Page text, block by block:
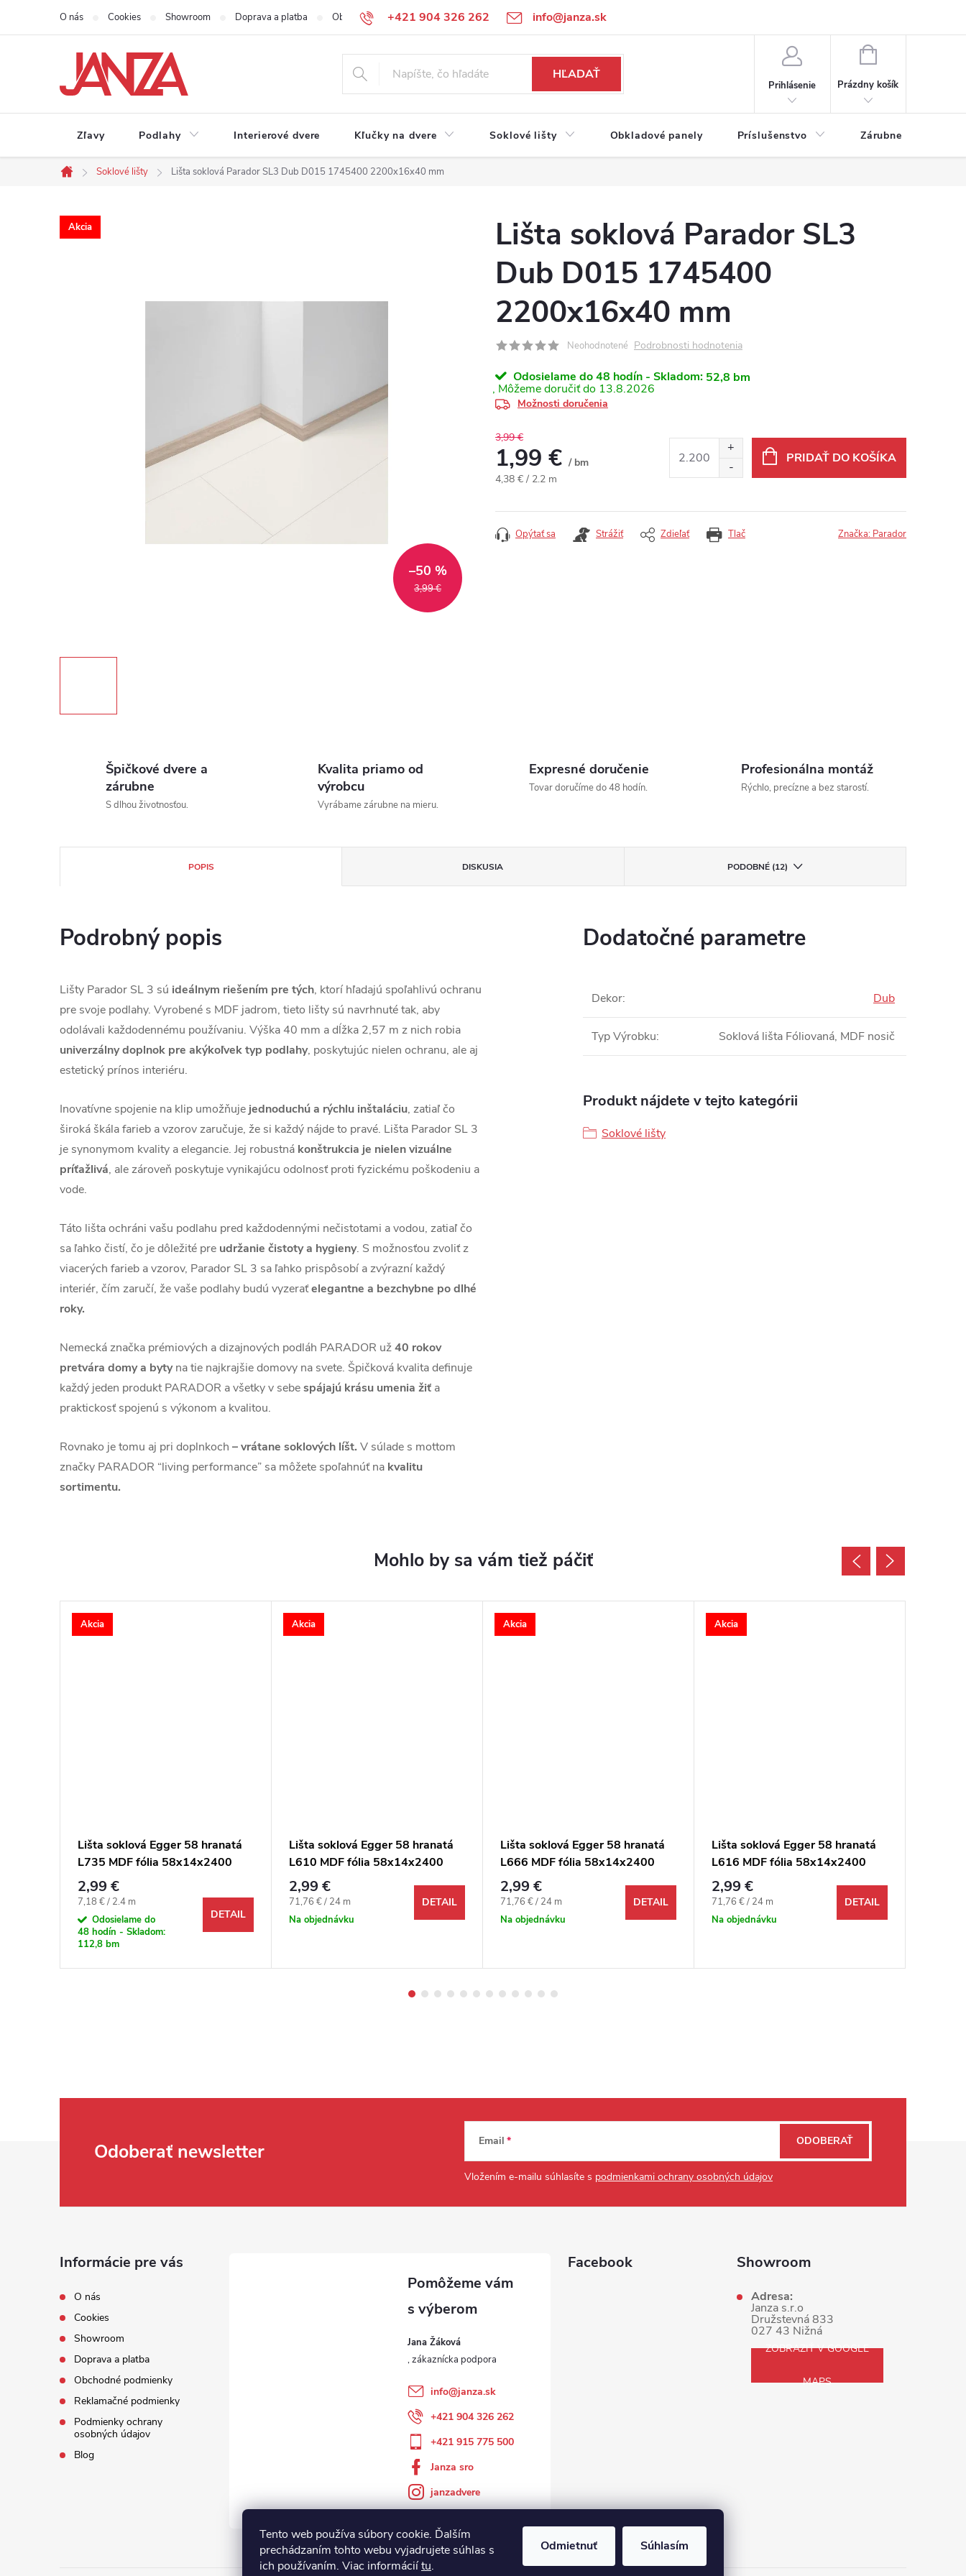
Tento web používa súbory cookie. Ďalším
prechádzaním tohto webu vyjadrujete súhlas s
ich používaním. Viac informáciítu.
Odmietnuť Súhlasím
Prejsť na obsah +421 904 326 262 info@janza.sk
O nás Cookies Showroom Doprava a platba Obchodné podmienky Reklamačné podmienky Podmienky ochrany osobných údajov
HĽADAŤ
Prihlásenie
NÁKUPNÝ KOŠÍK
Prázdny košík
Zľavy Podlahy Interierové dvere Kľučky na dvere Soklové lišty Obkladové panely Príslušenstvo Zárubne
Domov
Soklové lišty Lišta soklová Parador SL3 Dub D015 1745400 2200x16x40 mm
Akcia
3,99 €
–50 %
Lišta soklová Parador SL3
Dub D015 1745400
2200x16x40 mm
Neohodnotené Podrobnosti hodnotenia
Odosielame do 48 hodín - Skladom: 52,8 bm
13.8.2026
Možnosti doručenia
3,99 €
1,99 € / bm
Jednotková cena:
4,38 € / 2.2 m
PRIDAŤ DO KOŠÍKA
Tlač
Opýtať sa Strážiť Zdieľať Značka: Parador
Špičkové dvere a
zárubne
S dlhou životnosťou.
Kvalita priamo od
výrobcu
Vyrábame zárubne na mieru.
Expresné doručenie
Tovar doručíme do 48 hodín.
Profesionálna montáž
Rýchlo, precízne a bez starostí.
POPIS DISKUSIA PODOBNÉ (12)
Podrobný popis
Lišty Parador SL 3 sú ideálnym riešením pre tých, ktorí hľadajú spoľahlivú ochranu
pre svoje podlahy. Vyrobené s MDF jadrom, tieto lišty sú navrhnuté tak, aby
odolávali každodennému používaniu. Výška 40 mm a dĺžka 2,57 m z nich robia
univerzálny doplnok pre akýkoľvek typ podlahy, poskytujúc nielen ochranu, ale aj
estetický prínos interiéru.
Inovatívne spojenie na klip umožňuje jednoduchú a rýchlu inštaláciu, zatiaľ čo
široká škála farieb a vzorov zaručuje, že si každý nájde to pravé. Lišta Parador SL 3
je synonymom kvality a elegancie. Jej robustná konštrukcia je nielen vizuálne
príťažlivá, ale zároveň poskytuje vynikajúcu odolnosť proti fyzickému poškodeniu a
vode.
Táto lišta ochráni vašu podlahu pred každodennými nečistotami a vodou, zatiaľ čo
sa ľahko čistí, čo je dôležité pre udržanie čistoty a hygieny. S možnosťou zvoliť z
viacerých farieb a vzorov, Parador SL 3 sa ľahko prispôsobí a zvýrazní každý
interiér, čím zaručí, že vaše podlahy budú vyzeraťelegantne a bezchybne po dlhé
roky.
Nemecká značka prémiových a dizajnových podláh PARADOR už40 rokov
pretvára domy a bytyna tie najkrajšie domovy na svete. Špičková kvalita definuje
každý jeden produkt PARADOR a všetky v sebespájajú krásu umenia žiť a
praktickosť spojenú s výkonom a kvalitou.
Rovnako je tomu aj pri doplnkoch – vrátane soklových líšt. V súlade s mottom
značky PARADOR “living performance” sa môžete spoľahnúť na kvalitu
sortimentu.
Dodatočné parametre
Dekor: Dub
Typ Výrobku: Soklová lišta Fóliovaná, MDF nosič
Produkt nájdete v tejto kategórii
Soklové lišty
Akcia
Lišta soklová Egger 58 hranatá
L735 MDF fólia 58x14x2400
mm
2,99 €
Jednotková cena:
7,18 € / 2.4 m
Odosielame do
48 hodín - Skladom:
112,8 bm
DETAIL
Akcia
Lišta soklová Egger 58 hranatá
L610 MDF fólia 58x14x2400
mm
2,99 €
Jednotková cena:
71,76 € / 24 m
Na objednávku
DETAIL
Akcia
Lišta soklová Egger 58 hranatá
L666 MDF fólia 58x14x2400
mm
2,99 €
Jednotková cena:
71,76 € / 24 m
Na objednávku
DETAIL
Akcia
Lišta soklová Egger 58 hranatá
L616 MDF fólia 58x14x2400
mm
2,99 €
Jednotková cena:
71,76 € / 24 m
Na objednávku
DETAIL
Odoberať newsletter Email
Vložením e-mailu súhlasíte s podmienkami ochrany osobných údajov
ODOBERAŤ
Informácie pre vás
O nás
Cookies
Showroom
Doprava a platba
Obchodné podmienky
Reklamačné podmienky
Podmienky ochrany
osobných údajov
Blog
Jana Žáková
info@janza.sk
+421 904 326 262
+421 915 775 500
Janza sro
janzadvere
Facebook Showroom
Adresa:
Janza s.r.o
Družstevná 833
027 43 Nižná
ZOBRAZIŤ V GOOGLE
MAPS